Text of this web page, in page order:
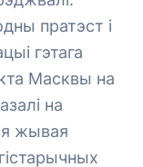
пратэст і
гэтага
Масквы на
на
жывая